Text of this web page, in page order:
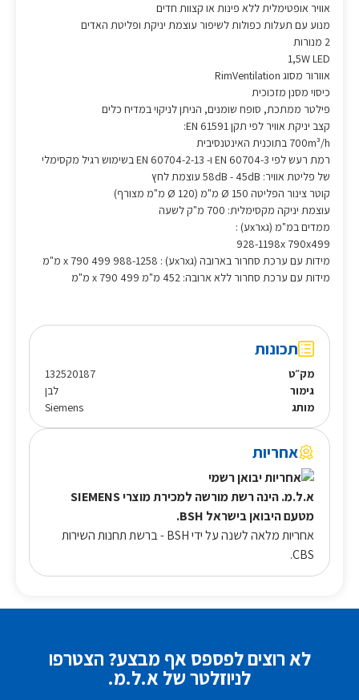
אוויר אופטימלית ללא פינות או קצוות חדים
מנוע עם תעלות כפולות לשיפור עוצמת יניקת ופליטת האדים
2 מנורות
1,5W LED
אוורור מסוג RimVentilation
כיסוי מסנן מזכוכית
‏פילטר ממתכת, סופח שומנים, הניתן לניקוי במדיח כלים
קצב יניקת אוויר לפי תקן EN 61591:
700m³/h בתוכנית האינטנסיבית
רמת רעש לפי EN 60704-3 ו- EN 60704-2-13 בשימוש רגיל מקסימלי
של פליטת אוויר: 58dB - 45dB עוצמת לחץ
קוטר צינור הפליטה Ø 150 מ"מ (Ø 120 מ"מ מצורף)
עוצמת יניקה מקסימלית: 700 מ"ק לשעה
ממדים במ"מ (גxרxע) :
928-1198x 790x499
מידות עם ערכת סחרור בארובה (גxרxע) : 988-1258 x 790 499 מ"מ
מידות עם ערכת סחרור ללא ארובה: 452 מ"מ x 790 499 מ"מ
תכונות
מק״ט
132520187
גימור
לבן
מותג
Siemens
אחריות
א.ל.מ. הינה רשת מורשה למכירת מוצרי SIEMENS
מטעם היבואן בישראל BSH.
אחריות מלאה לשנה על ידי BSH - ברשת תחנות השירות
CBS.
לא רוצים לפספס אף מבצע? הצטרפו
לניוזלטר של א.ל.מ.